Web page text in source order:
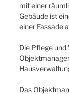
mit einer
Gebäude ist
einer Fassade
Die Pflege und
Das